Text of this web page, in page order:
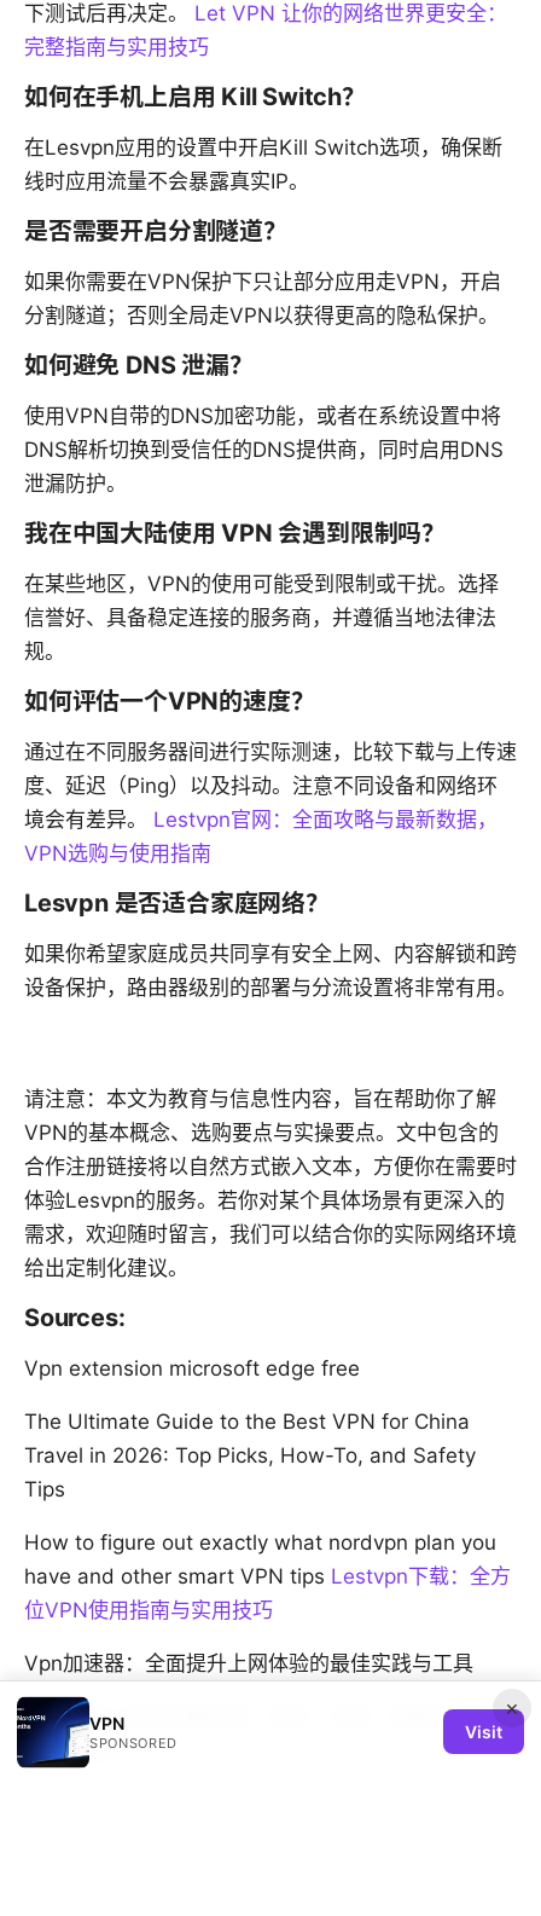
下测试后再决定。 Let VPN 让你的网络世界更安全：
完整指南与实用技巧
如何在手机上启用 Kill Switch？
在Lesvpn应用的设置中开启Kill Switch选项，确保断
线时应用流量不会暴露真实IP。
是否需要开启分割隧道？
如果你需要在VPN保护下只让部分应用走VPN，开启
分割隧道；否则全局走VPN以获得更高的隐私保护。
如何避免 DNS 泄漏？
使用VPN自带的DNS加密功能，或者在系统设置中将
DNS解析切换到受信任的DNS提供商，同时启用DNS
泄漏防护。
我在中国大陆使用 VPN 会遇到限制吗？
在某些地区，VPN的使用可能受到限制或干扰。选择
信誉好、具备稳定连接的服务商，并遵循当地法律法
规。
如何评估一个VPN的速度？
通过在不同服务器间进行实际测速，比较下载与上传速
度、延迟（Ping）以及抖动。注意不同设备和网络环
境会有差异。 Lestvpn官网：全面攻略与最新数据，
VPN选购与使用指南
Lesvpn 是否适合家庭网络？
如果你希望家庭成员共同享有安全上网、内容解锁和跨
设备保护，路由器级别的部署与分流设置将非常有用。
请注意：本文为教育与信息性内容，旨在帮助你了解
VPN的基本概念、选购要点与实操要点。文中包含的
合作注册链接将以自然方式嵌入文本，方便你在需要时
体验Lesvpn的服务。若你对某个具体场景有更深入的
需求，欢迎随时留言，我们可以结合你的实际网络环境
给出定制化建议。
Sources:
Vpn extension microsoft edge free
The Ultimate Guide to the Best VPN for China
Travel in 2026: Top Picks, How-To, and Safety
Tips
How to figure out exactly what nordvpn plan you
have and other smart VPN tips Lestvpn下载：全方
位VPN使用指南与实用技巧
Vpn加速器：全面提升上网体验的最佳实践与工具
Vpn连接工具的完整指南：选择、安装、配置与在中国
的使用要点
×
VPN
SPONSORED
Visit